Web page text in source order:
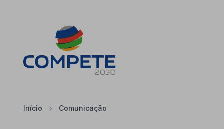
Início Comunicação